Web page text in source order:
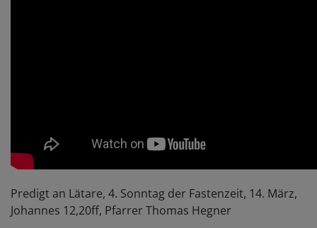
Predigt an Lätare, 4. Sonntag der Fastenzeit, 14. März,
Johannes 12,20ff, Pfarrer Thomas Hegner